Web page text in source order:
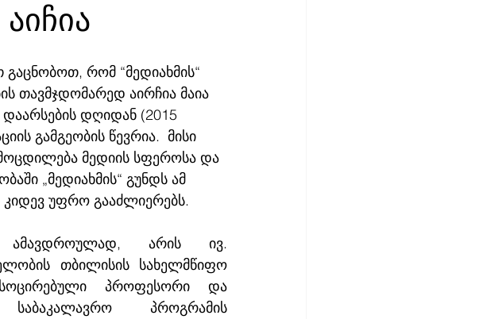
რომ “მედიახმის“
თავმჯდომარედ აირჩია მაია
დღიდან (2015
გამგეობის წევრია.  მისი
მედიის სფეროსა და
„მედიახმის“ გუნდს ამ
კიდევ უფრო გააძლიერებს.
არის ივ.
თბილისის სახელმწიფო
პროფესორი და
საბაკალავრო პროგრამის